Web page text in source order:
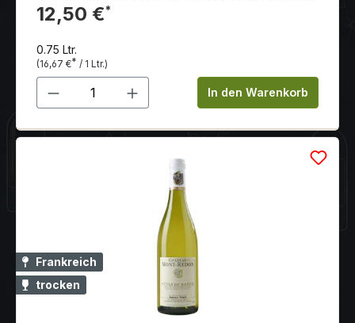
schönen mineralischen Note und Aromen exotischer
Früchte. Voll und lang im Abgang
12,50 €*
0.75 Ltr.
(16,67 €* / 1 Ltr.)
Produkt Anzahl: Gib denIn den Warenkorb
Frankreich
trocken